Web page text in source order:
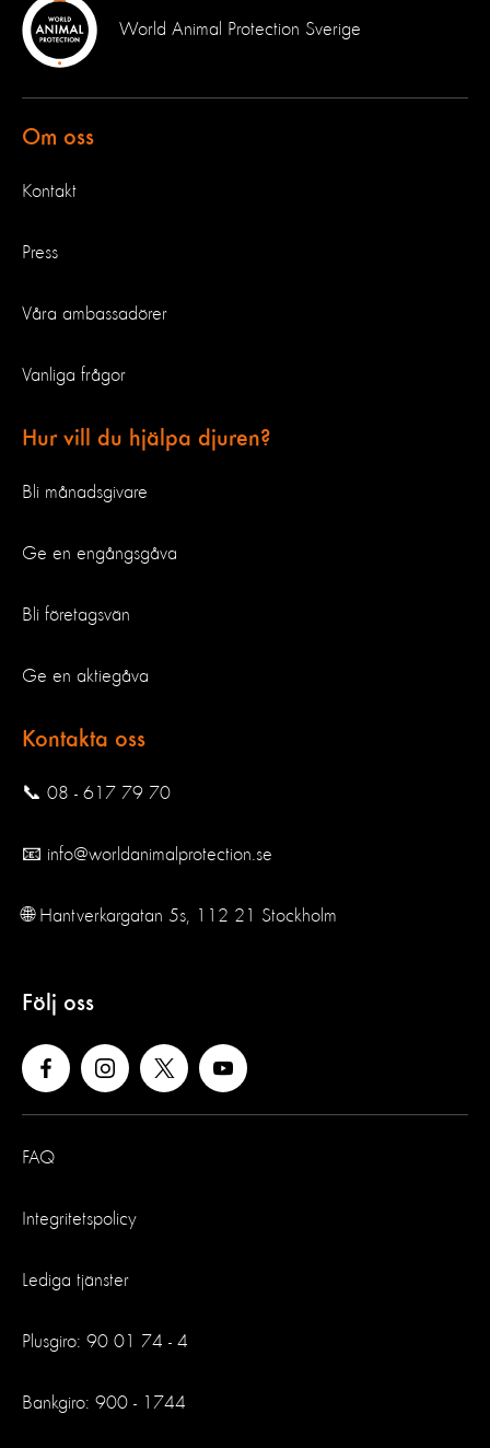
World Animal Protection Sverige
Om oss
Kontakt
Press
Våra ambassadörer
Vanliga frågor
Hur vill du hjälpa djuren?
Bli månadsgivare
Ge en engångsgåva
Bli företagsvän
Ge en aktiegåva
Kontakta oss
📞 08 - 617 79 70
📧 info@worldanimalprotection.se
🌐 Hantverkargatan 5s, 112 21 Stockholm
Följ oss
FAQ
Integritetspolicy
Lediga tjänster
Plusgiro: 90 01 74 - 4
Bankgiro: 900 - 1744